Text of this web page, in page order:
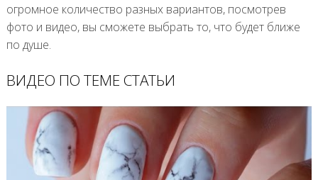
огромное количество разных вариантов, посмотрев
фото и видео, вы сможете выбрать то, что будет ближе
по душе.
ВИДЕО ПО ТЕМЕ СТАТЬИ